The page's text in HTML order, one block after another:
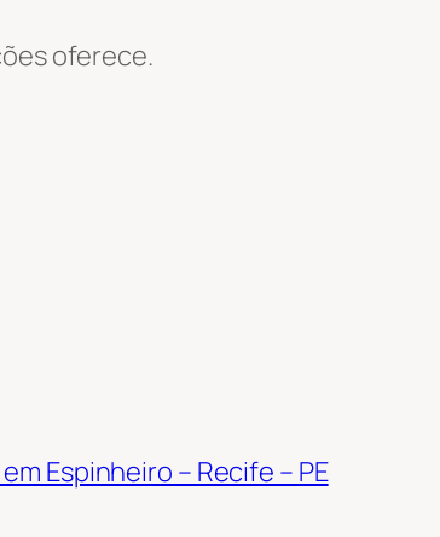
oferece.
Espinheiro – Recife – PE